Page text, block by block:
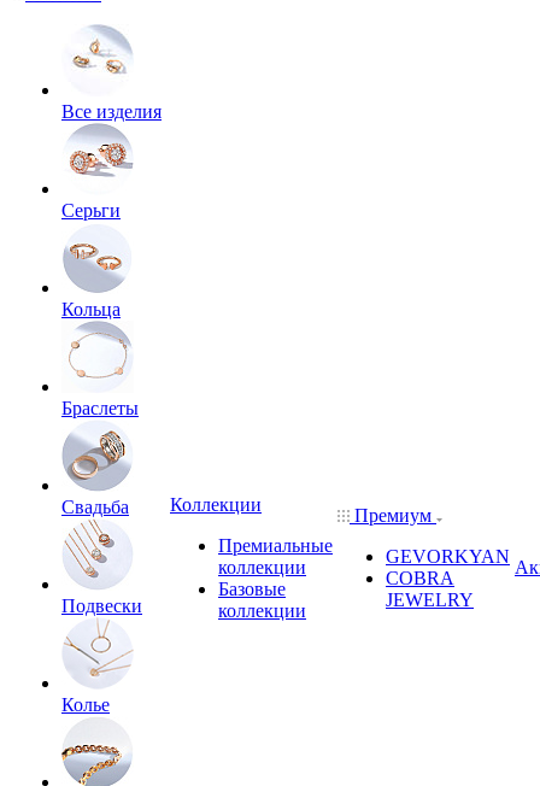
Все изделия
Серьги
Кольца
Браслеты
Свадьба
Подвески
Колье
Коллекции
Премиальные
коллекции
Базовые
коллекции
Премиум
GEVORKYAN
COBRA
JEWELRY